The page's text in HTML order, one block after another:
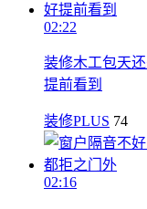
02:22
装修木工包天
提前看到
装修PLUS 74
02:16